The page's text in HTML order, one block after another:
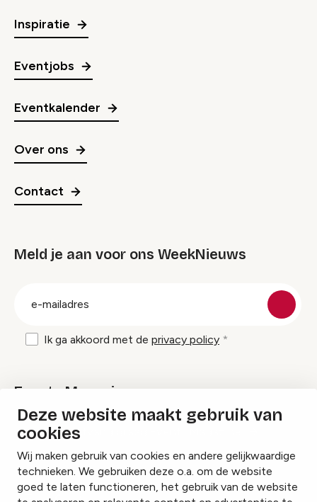
Deze website maakt gebruik van
cookies
Wij maken gebruik van cookies en andere gelijkwaardige
technieken. We gebruiken deze o.a. om de website
goed te laten functioneren, het gebruik van de website
Inspiratie
Eventjobs
Eventkalender
Over ons
Contact
Meld je aan voor ons WeekNieuws
Ik ga akkoord met de privacy policy
Events Magazine
Ik ontvang graag Events Magazine